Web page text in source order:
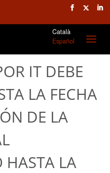
Català
Español
IT DEBE
LA FECHA
DE LA
HASTA LA